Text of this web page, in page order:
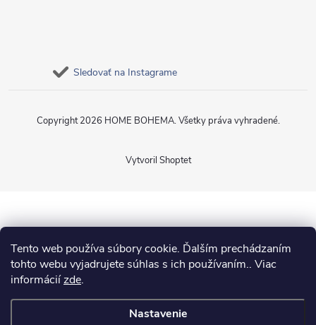
Tento web používa súbory cookie. Ďalším prechádzaním
tohto webu vyjadrujete súhlas s ich používaním.. Viac
informáciízde.
Nastavenie
Sledovať na Instagrame
Vytvoril Shoptet
Copyright 2026 HOME BOHEMA. Všetky práva vyhradené.